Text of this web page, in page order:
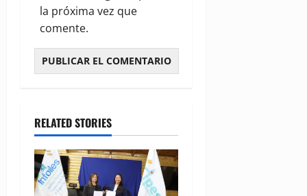
la próxima vez que
comente.
RELATED STORIES